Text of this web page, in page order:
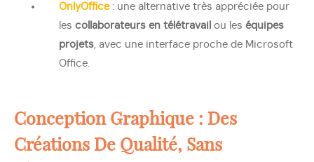
OnlyOffice: une alternative très appréciée pour
les collaborateurs en télétravail ou les équipes
projets, avec une interface proche de Microsoft
Office.
Conception Graphique : Des
Créations De Qualité, Sans